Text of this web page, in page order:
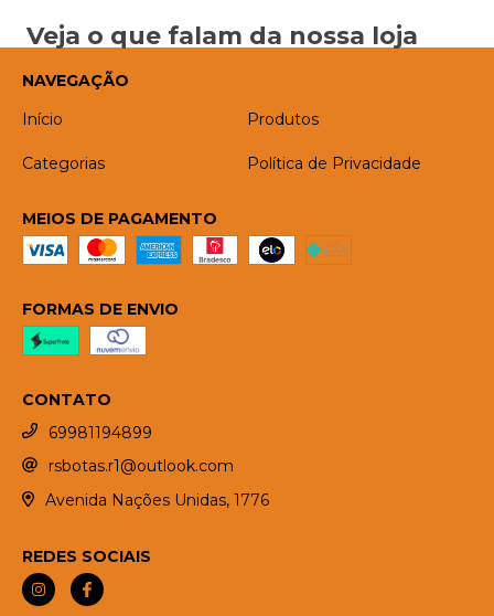
Veja o que falam da nossa loja
NAVEGAÇÃO
Início
Produtos
Categorias Política de Privacidade
MEIOS DE PAGAMENTO
FORMAS DE ENVIO
CONTATO
69981194899
rsbotas.r1@outlook.com
Avenida Nações Unidas, 1776
REDES SOCIAIS